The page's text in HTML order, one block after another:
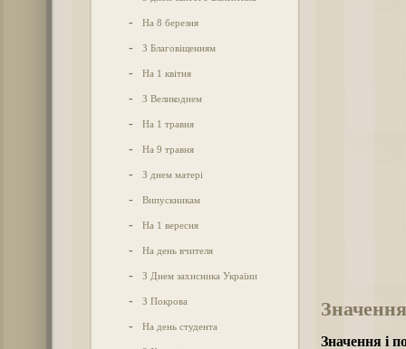
- На 8 березня
- З Благовіщенням
- На 1 квітня
- З Великоднем
- На 1 травня
- На 9 травня
- З днем матері
- Випускникам
- На 1 вересня
- На день вчителя
- З Днем захисника України
- З Покрова
- На день студента
Значення і